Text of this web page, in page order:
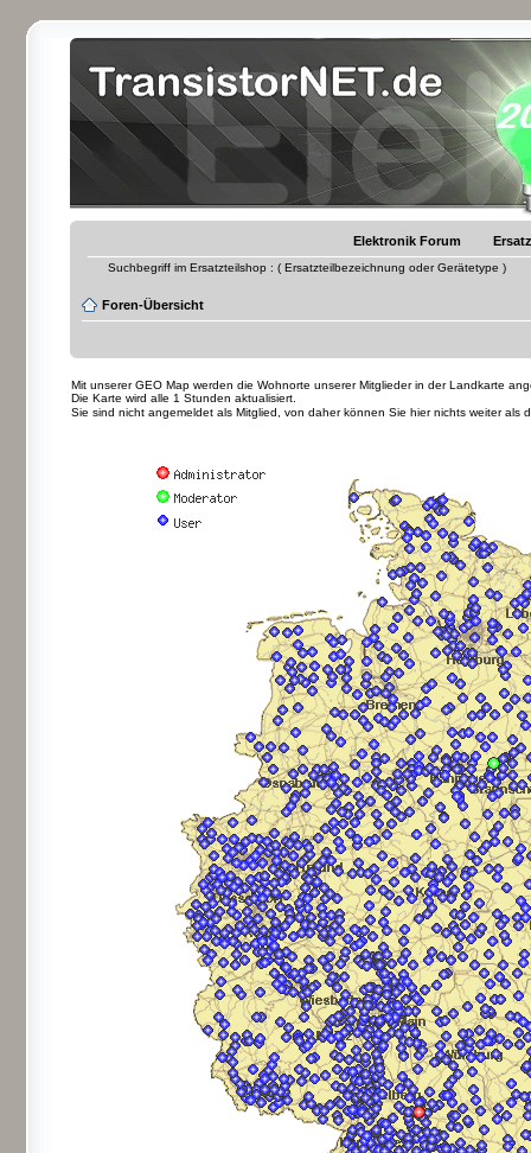
Elektronik Forum
Suchbegriff im Ersatzteilshop : ( Ersatzteilbezeichnung oder Gerätetype )
Foren-Übersicht
Mit unserer GEO Map werden die Wohnorte unserer Mitglieder in der Landkarte
Die Karte wird alle 1 Stunden aktualisiert.
Sie sind nicht angemeldet als Mitglied, von daher können Sie hier nichts weiter als